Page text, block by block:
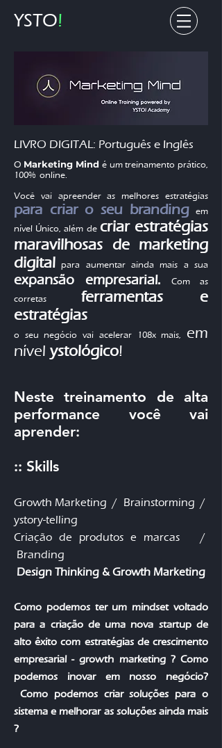
YSTO!
LIVRO DIGITAL: Português e Inglês
O Marketing Mind é umtreinamentoprático,
100% online.
Você vai apreender as melhores estratégias
para criar o seu branding em
nível Único, além de criar estratégias
maravilhosas de marketing
digital para aumentar ainda mais a sua
expansão empresarial. Com as
corretas ferramentas e
estratégias
o seu negócio vai acelerar 108x mais, em
nível ystológico!
Neste treinamento de alta
performance você vai
aprender:
:: Skills
Growth Marketing / Brainstorming /
ystory-telling
Criação de produtos e marcas /
Branding
Design Thinking & Growth Marketing
Como podemos ter um mindset voltado
para a criação de uma nova startup de
alto êxito com estratégias de crescimento
empresarial - growth marketing ? Como
podemos inovar em nosso negócio?
Como podemos criar soluções para o
sistema e melhorar as soluções ainda mais
?